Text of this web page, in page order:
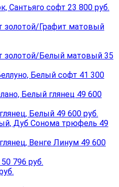
Сантьяго софт 23 800 руб.
золотой/Графит матовый
золотой/Белый матовый 35
Белый софт 41 300
Белый глянец 49 600
Белый 49 600 руб.
Дуб Сонома трюфель 49
Венге Линум 49 600
796 руб.